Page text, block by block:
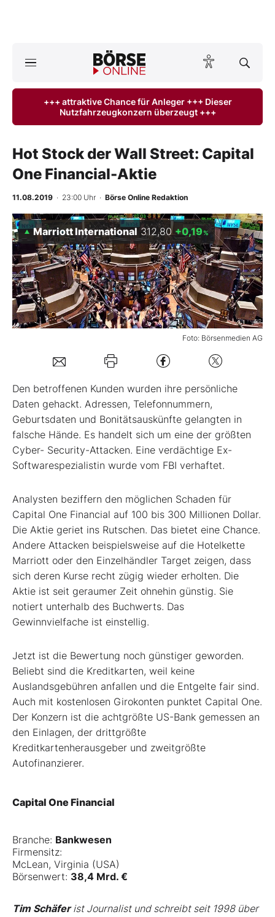
ktuelle Ausgabe BÖRSE ONLINE lesen
Finanz-Check
BO-Musterdepots
Experten
Mein B:O
Kontakt
+++ attraktive Chance für Anleger +++ Dieser
Nutzfahrzeugkonzern überzeugt +++
Hot Stock der Wall Street: Capital
One Financial-Aktie
11.08.2019 · 23:00 Uhr · Börse Online Redaktion
Foto: Börsenmedien AG
Marriott International 312,80 +0,19%
Den betroffenen Kunden wurden ihre persönliche
Daten gehackt. Adressen, Telefonnummern,
Geburtsdaten und Bonitätsauskünfte gelangten in
falsche Hände. Es handelt sich um eine der größten
Cyber- Security-Attacken. Eine verdächtige Ex-
Softwarespezialistin wurde vom FBI verhaftet.
Analysten beziffern den möglichen Schaden für
Capital One Financial auf 100 bis 300 Millionen Dollar.
Die Aktie geriet ins Rutschen. Das bietet eine Chance.
Andere Attacken beispielsweise auf die Hotelkette
Marriott oder den Einzelhändler Target zeigen, dass
sich deren Kurse recht zügig wieder erholten. Die
Aktie ist seit geraumer Zeit ohnehin günstig. Sie
notiert unterhalb des Buchwerts. Das
Gewinnvielfache ist einstellig.
Jetzt ist die Bewertung noch günstiger geworden.
Beliebt sind die Kreditkarten, weil keine
Auslandsgebühren anfallen und die Entgelte fair sind.
Auch mit kostenlosen Girokonten punktet Capital One.
Der Konzern ist die achtgrößte US-Bank gemessen an
den Einlagen, der drittgrößte
Kreditkartenherausgeber und zweitgrößte
Autofinanzierer.
Capital One Financial
Branche: Bankwesen
Firmensitz:
McLean, Virginia (USA)
Börsenwert: 38,4 Mrd. €
Tim Schäferist Journalist und schreibt seit 1998 über